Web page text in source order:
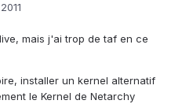
mais j'ai trop de taf en ce
installer un kernel alternatif
le Kernel de Netarchy